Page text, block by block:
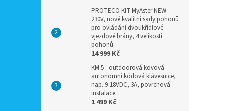
PROTECO KIT MyAster NEW
230V, nové kvalitní sady pohonů
pro ovládání dvoukřídlové
vjezdové brány, 4 velikosti
pohonů
14 999 Kč
KM 5 - outdoorová kovová
autonomní kódová klávesnice,
nap. 9-18VDC, 3A, povrchová
instalace.
1 499 Kč